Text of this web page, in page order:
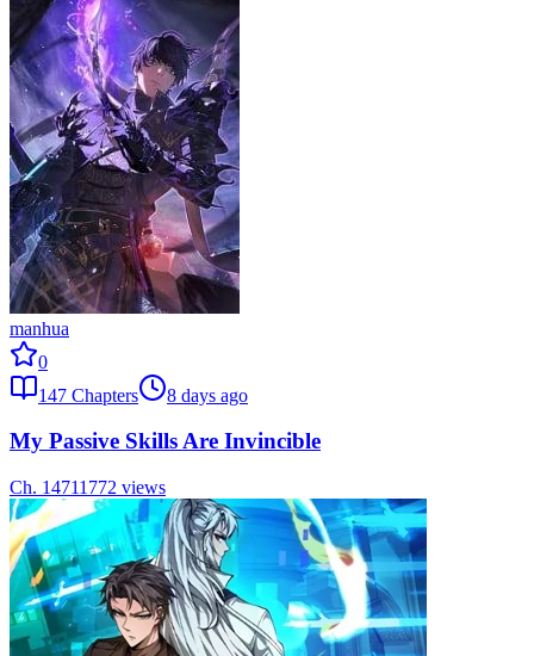
manhua
0
147 Chapters 8 days ago
My Passive Skills Are Invincible
Ch. 14711772 views